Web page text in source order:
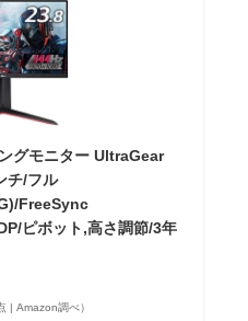
グモニター UltraGear
チ/フル
FreeSync
ピボット,高さ調節/3年
| Amazon調べ）